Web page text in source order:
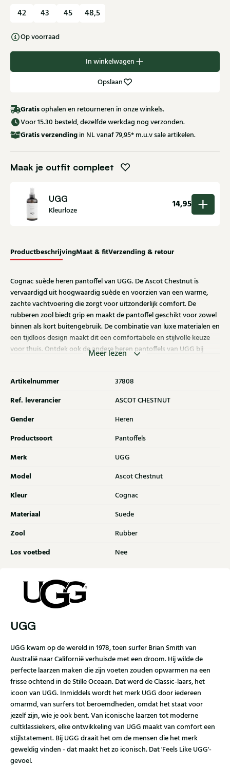
42 43 45 48,5
Op voorraad
In winkelwagen
Opslaan
Gratisophalen en retourneren in onze winkels.
Voor 15.30 besteld, dezelfde werkdag nog verzonden.
Gratisverzending in NL vanaf 79,95* m.u.v sale artikelen.
Maak je outfit compleet
UGG
Kleurloze
14,95
ProductbeschrijvingMaat & fitVerzending & retour
Cognac suède heren pantoffel van UGG. De Ascot Chestnut is
vervaardigd uit hoogwaardig suède en voorzien van een warme,
zachte vachtvoering die zorgt voor uitzonderlijk comfort. De
rubberen zool biedt grip en maakt de pantoffel geschikt voor zowel
binnen als kort buitengebruik. De combinatie van luxe materialen en
een tijdloos design maakt dit een comfortabele en stijlvolle keuze
voor thuis. Ontdek ook de andere heren pantoffels van UGG bij
Meer lezen
Artikelnummer 37808
Ref. leverancier ASCOT CHESTNUT
Gender Heren
Productsoort Pantoffels
Merk UGG
Model Ascot Chestnut
Kleur Cognac
Materiaal Suede
Zool Rubber
Los voetbed Nee
UGG
UGG kwam op de wereld in 1978, toen surfer Brian Smith van
Australië naar Californië verhuisde met een droom. Hij wilde de
perfecte laarzen maken die zijn voeten zouden opwarmen na een
frisse ochtend in de Stille Oceaan. Dat werd de Classic-laars, het
icoon van UGG. Inmiddels wordt het merk UGG door iedereen
omarmd, van surfers tot beroemdheden, omdat het staat voor
jezelf zijn, wie je ook bent. Van iconische laarzen tot moderne
cultklassiekers, elke ontwikkeling van UGG maakt van comfort een
stijlstatement. Bij UGG draait het om de mensen die het merk
geweldig vinden - dat maakt het zo iconisch. Dat 'Feels Like UGG'-
gevoel.